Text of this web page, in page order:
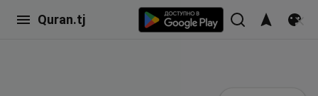
Quran.tj